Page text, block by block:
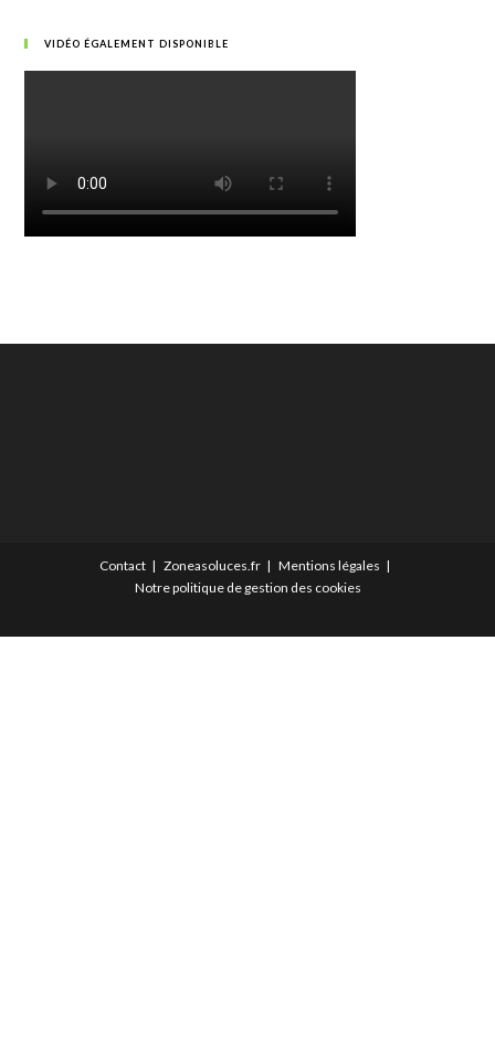
VIDÉO ÉGALEMENT DISPONIBLE
Contact Zoneasoluces.fr
Mentions légales
Notre politique de gestion des cookies